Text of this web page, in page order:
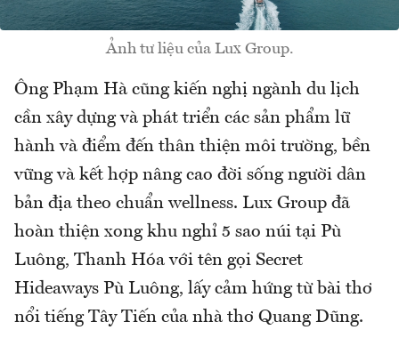
Ảnh tư liệu của Lux Group.
Ông Phạm Hà cũng kiến nghị ngành du lịch
cần xây dựng và phát triển các sản phẩm lữ
hành và điểm đến thân thiện môi trường, bền
vững và kết hợp nâng cao đời sống người dân
bản địa theo chuẩn wellness. Lux Group đã
hoàn thiện xong khu nghỉ 5 sao núi tại Pù
Luông, Thanh Hóa với tên gọi Secret
Hideaways Pù Luông, lấy cảm hứng từ bài thơ
nổi tiếng Tây Tiến của nhà thơ Quang Dũng.